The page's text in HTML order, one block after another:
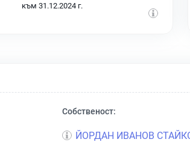
към 31.12.2024 г.
Собственост:
ЙОРДАН ИВАНОВ